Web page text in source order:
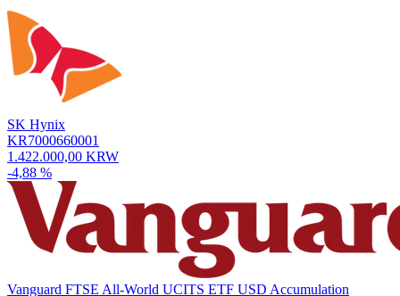
SK Hynix
KR7000660001
1.422.000,00 KRW
-4,88 %
Vanguard FTSE All-World UCITS ETF USD Accumulation